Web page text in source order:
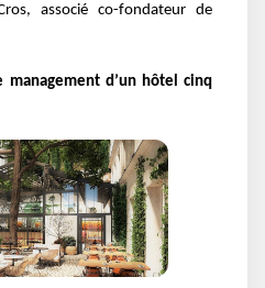
associé co-fondateur de
management d’un hôtel cinq